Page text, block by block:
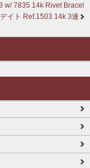
w/ 7835 14k Rivet Bracel
イト Ref.1503 14k 3連